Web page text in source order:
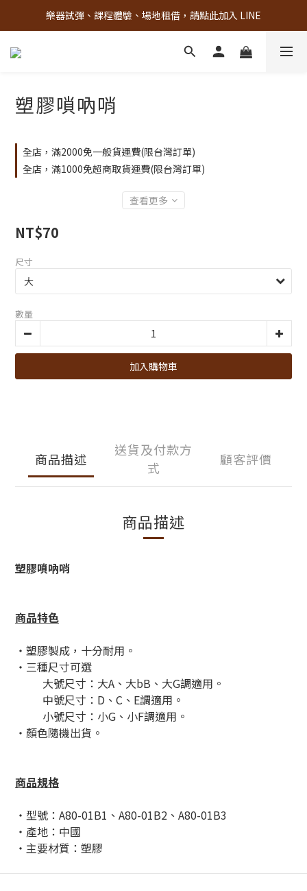
古亭門市 + 先進音樂教室週末假日皆有營業
樂器試彈、課程體驗、場地租借，請點此加入 LINE
古亭門市 + 先進音樂教室週末假日皆有營業
塑膠嗩吶哨
全店，滿2000免一般貨運費(限台灣訂單)
全店，滿1000免超商取貨運費(限台灣訂單)
查看更多
NT$70
尺寸
數量
加入購物車
商品描述
送貨及付款方
式
顧客評價
商品描述
塑膠嗩吶哨
商品特色
・塑膠製成，十分耐用。
・三種尺寸可選
大號尺寸：大A、大bB、大G調適用。
中號尺寸：D、C、E調適用。
小號尺寸：小G 、小F調適用。
・顏色隨機出貨。
商品規格
・型號：A80-01B1、 A80-01B2、 A80-01B3
・產地：中國
・主要材質：塑膠